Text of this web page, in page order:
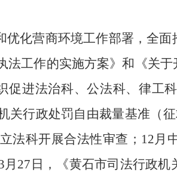
优化营商环境工作部署，全
法工作的实施方案》和
《关
促进法治科、公法科、律工科
关行政处罚自由裁量基准（征
法科开展合法性审查； 12月
月 27 日，《黄石市司法行政